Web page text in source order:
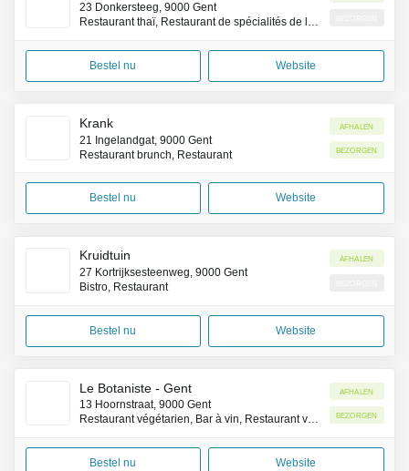
23 Donkersteeg, 9000 Gent
Restaurant thaï, Restaurant de spécialités de la côte Pacifique (Asie)
Bestel nu Website
Krank
21 Ingelandgat, 9000 Gent
Restaurant brunch, Restaurant
Afhalen
Bezorgen
Bestel nu Website
Kruidtuin
27 Kortrijksesteenweg, 9000 Gent
Bistro, Restaurant
Afhalen
Bestel nu Website
Le Botaniste - Gent
13 Hoornstraat, 9000 Gent
Restaurant végétarien, Bar à vin, Restaurant végétalien
Afhalen
Bezorgen
Bestel nu Website